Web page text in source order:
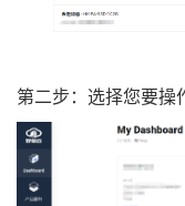
第二步：选择您要操